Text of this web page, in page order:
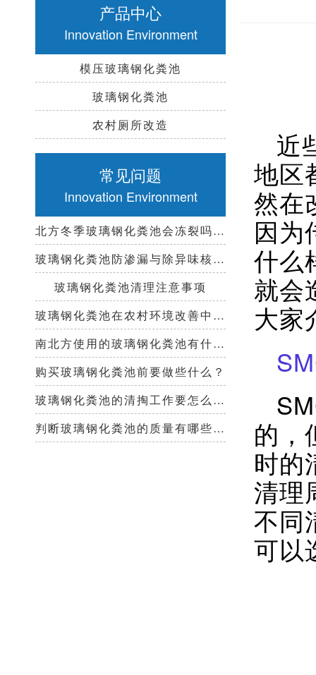
产品中心
Innovation Environment
模压玻璃钢化粪池
玻璃钢化粪池
农村厕所改造
常见问题
Innovation Environment
北方冬季玻璃钢化粪池会冻裂吗？需要保温措施吗？
玻璃钢化粪池防渗漏与除异味核心技术指南
玻璃钢化粪池清理注意事项
玻璃钢化粪池在农村环境改善中起到哪些作用？
南北方使用的玻璃钢化粪池有什么区别？
购买玻璃钢化粪池前要做些什么？
玻璃钢化粪池的清掏工作要怎么做？
判断玻璃钢化粪池的质量有哪些好办法？
近
地区
然在
因为
什么
就会
大家
的，
时的
清理
不同
可以